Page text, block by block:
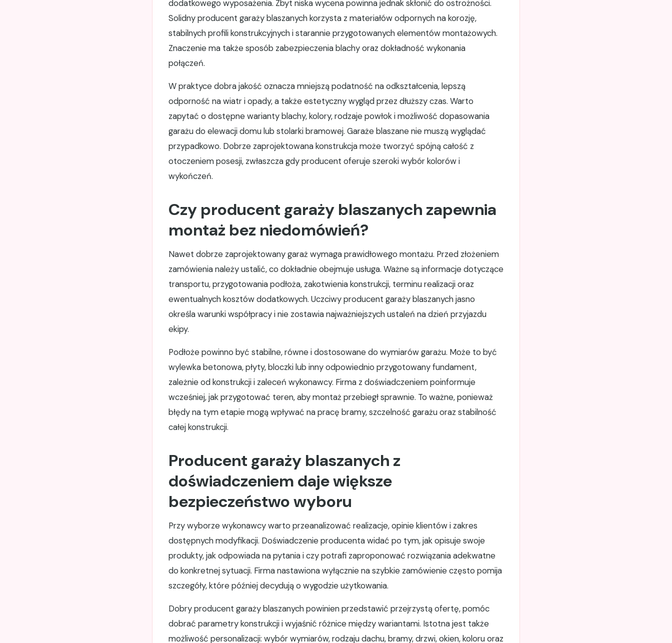
dodatkowego wyposażenia. Zbyt niska wycena powinna jednak skłonić do ostrożności.
Solidny producent garaży blaszanych korzysta z materiałów odpornych na korozję,
stabilnych profili konstrukcyjnych i starannie przygotowanych elementów montażowych.
Znaczenie ma także sposób zabezpieczenia blachy oraz dokładność wykonania
połączeń.
W praktyce dobra jakość oznacza mniejszą podatność na odkształcenia, lepszą
odporność na wiatr i opady, a także estetyczny wygląd przez dłuższy czas. Warto
zapytać o dostępne warianty blachy, kolory, rodzaje powłok i możliwość dopasowania
garażu do elewacji domu lub stolarki bramowej. Garaże blaszane nie muszą wyglądać
przypadkowo. Dobrze zaprojektowana konstrukcja może tworzyć spójną całość z
otoczeniem posesji, zwłaszcza gdy producent oferuje szeroki wybór kolorów i
wykończeń.
Czy producent garaży blaszanych zapewnia
montaż bez niedomówień?
Nawet dobrze zaprojektowany garaż wymaga prawidłowego montażu. Przed złożeniem
zamówienia należy ustalić, co dokładnie obejmuje usługa. Ważne są informacje dotyczące
transportu, przygotowania podłoża, zakotwienia konstrukcji, terminu realizacji oraz
ewentualnych kosztów dodatkowych. Uczciwy producent garaży blaszanych jasno
określa warunki współpracy i nie zostawia najważniejszych ustaleń na dzień przyjazdu
ekipy.
Podłoże powinno być stabilne, równe i dostosowane do wymiarów garażu. Może to być
wylewka betonowa, płyty, bloczki lub inny odpowiednio przygotowany fundament,
zależnie od konstrukcji i zaleceń wykonawcy. Firma z doświadczeniem poinformuje
wcześniej, jak przygotować teren, aby montaż przebiegł sprawnie. To ważne, ponieważ
błędy na tym etapie mogą wpływać na pracę bramy, szczelność garażu oraz stabilność
całej konstrukcji.
Producent garaży blaszanych z
doświadczeniem daje większe
bezpieczeństwo wyboru
Przy wyborze wykonawcy warto przeanalizować realizacje, opinie klientów i zakres
dostępnych modyfikacji. Doświadczenie producenta widać po tym, jak opisuje swoje
produkty, jak odpowiada na pytania i czy potrafi zaproponować rozwiązania adekwatne
do konkretnej sytuacji. Firma nastawiona wyłącznie na szybkie zamówienie często pomija
szczegóły, które później decydują o wygodzie użytkowania.
Dobry producent garaży blaszanych powinien przedstawić przejrzystą ofertę, pomóc
dobrać parametry konstrukcji i wyjaśnić różnice między wariantami. Istotna jest także
możliwość personalizacji: wybór wymiarów, rodzaju dachu, bramy, drzwi, okien, koloru oraz